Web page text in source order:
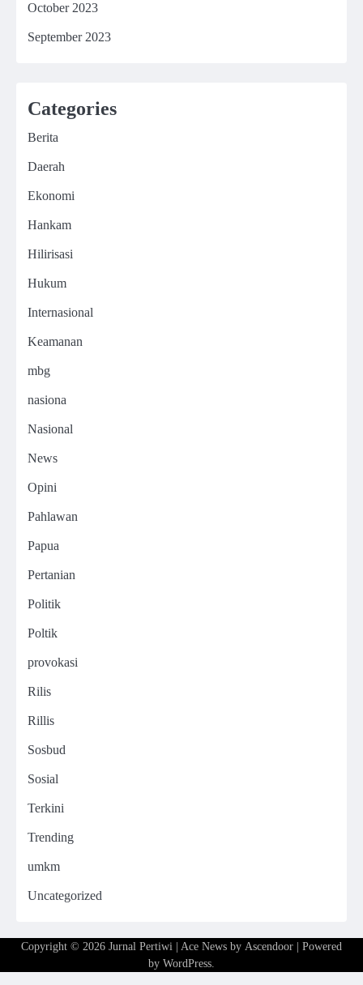
October 2023
September 2023
Categories
Berita
Daerah
Ekonomi
Hankam
Hilirisasi
Hukum
Internasional
Keamanan
mbg
nasiona
Nasional
News
Opini
Pahlawan
Papua
Pertanian
Politik
Poltik
provokasi
Rilis
Rillis
Sosbud
Sosial
Terkini
Trending
umkm
Uncategorized
Copyright © 2026 Jurnal Pertiwi | Ace News by Ascendoor | Powered
by WordPress.